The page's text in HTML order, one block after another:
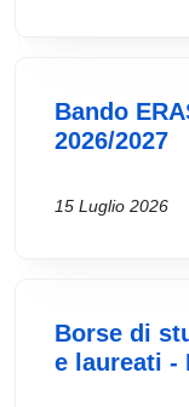
Bando
2026/2027
15 Luglio 2026
Borse di
e laureati -